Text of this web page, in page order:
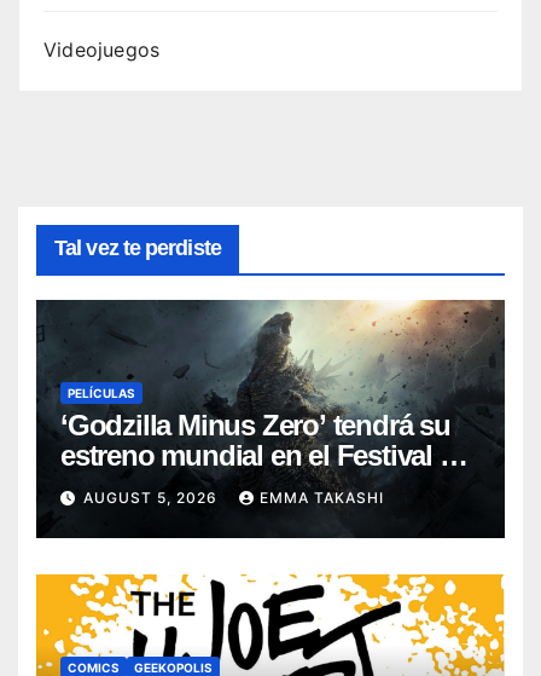
Videojuegos
Tal vez te perdiste
PELÍCULAS
‘Godzilla Minus Zero’ tendrá su
estreno mundial en el Festival de
Cine de Nueva York
AUGUST 5, 2026 EMMA TAKASHI
COMICS GEEKOPOLIS